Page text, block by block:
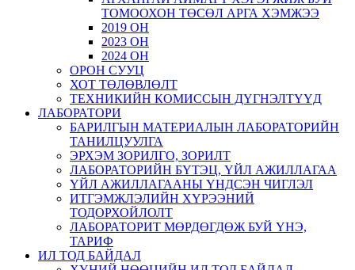
ТОМООХОН ТӨСӨЛ АРГА ХЭМЖЭЭ
2019 ОН
2023 ОН
2024 ОН
ОРОН СУУЦ
ХОТ ТӨЛӨВЛӨЛТ
ТЕХНИКИЙН КОМИССЫН ДҮГНЭЛТҮҮД
ЛАБОРАТОРИ
БАРИЛГЫН МАТЕРИАЛЫН ЛАБОРАТОРИЙН
ТАНИЛЦУУЛГА
ЭРХЭМ ЗОРИЛГО, ЗОРИЛТ
ЛАБОРАТОРИЙН БҮТЭЦ, ҮЙЛ АЖИЛЛАГАА
ҮЙЛ АЖИЛЛАГААНЫ ҮНДСЭН ЧИГЛЭЛ
ИТГЭМЖЛЭЛИЙН ХҮРЭЭНИЙ
ТОДОРХОЙЛОЛТ
ЛАБОРАТОРИТ МӨРДӨГДӨЖ БУЙ ҮНЭ,
ТАРИФ
ИЛ ТОД БАЙДАЛ